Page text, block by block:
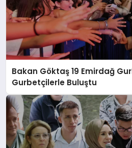
Bakan Göktaş 19 Emirdağ
Gurbetçilerle Buluştu